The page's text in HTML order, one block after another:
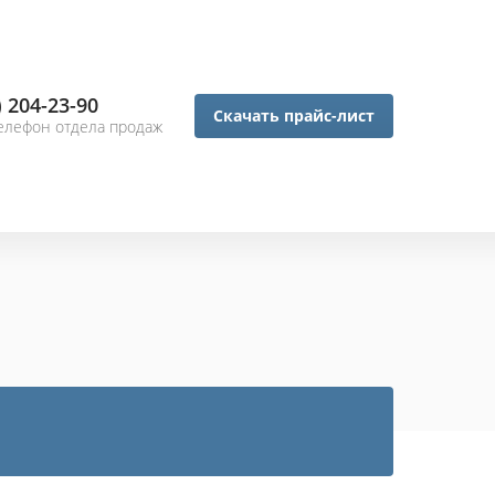
204-23-90
отдела продаж
Скачать прайс-лист